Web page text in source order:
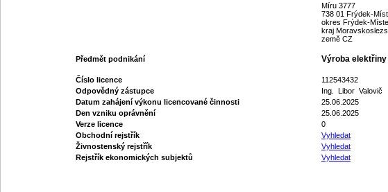
Míru 3777
738 01 Frýdek-
okres Frýdek-
kraj
země CZ
Předmět podnikání Výroba elektřiny
Číslo licence
112543432
Odpovědný zástupce
Ing. Libor Valovič
Datum zahájení výkonu licencované činnosti
25.06.2025
Den vzniku oprávnění
25.06.2025
Verze licence
0
Obchodní rejstřík
Vyhledat
Živnostenský rejstřík
Vyhledat
Rejstřík ekonomických subjektů
Vyhledat